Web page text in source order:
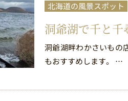
北海道の風景スポット
洞爺湖で千と
洞爺湖畔わかさいもの
もおすすめします。 …